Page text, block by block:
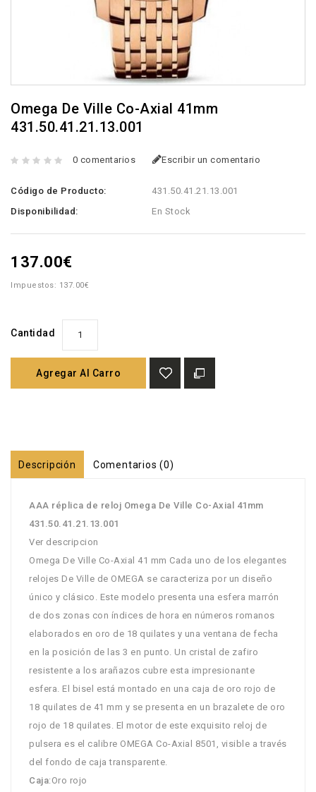
Omega De Ville Co-Axial 41mm
431.50.41.21.13.001
0 comentarios Escribir un comentario
Código de Producto:
431.50.41.21.13.001
Disponibilidad:
En Stock
137.00€
Impuestos: 137.00€
Cantidad
Agregar Al Carro
Descripción Comentarios (0)
AAA réplica de reloj Omega De Ville Co-Axial 41mm
431.50.41.21.13.001
Ver descripcion
Omega De Ville Co-Axial 41 mm Cada uno de los elegantes
relojes De Ville de OMEGA se caracteriza por un diseño
único y clásico. Este modelo presenta una esfera marrón
de dos zonas con índices de hora en números romanos
elaborados en oro de 18 quilates y una ventana de fecha
en la posición de las 3 en punto. Un cristal de zafiro
resistente a los arañazos cubre esta impresionante
esfera. El bisel está montado en una caja de oro rojo de
18 quilates de 41 mm y se presenta en un brazalete de oro
rojo de 18 quilates. El motor de este exquisito reloj de
pulsera es el calibre OMEGA Co-Axial 8501, visible a través
del fondo de caja transparente.
Caja:Oro rojo